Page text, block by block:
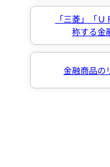
「三菱」「
称する金
金融商品の